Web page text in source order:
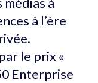
à l’ère
le prix «
Enterprise